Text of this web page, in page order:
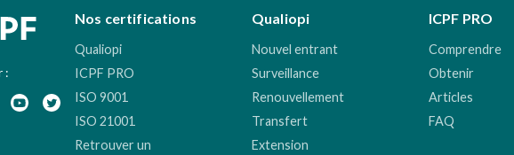
:
Nos certifications
Qualiopi
ICPF PRO
ISO 9001
ISO 21001
Retrouver un
Qualiopi
Nouvel entrant
Surveillance
Renouvellement
Transfert
Extension
ICPF PRO
Comprendre
Obtenir
Articles
FAQ